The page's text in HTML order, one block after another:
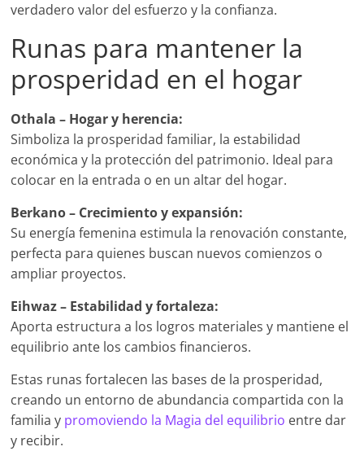
verdadero valor del esfuerzo y la confianza.
Runas para mantener la
prosperidad en el hogar
Othala – Hogar y herencia:
Simboliza la prosperidad familiar, la estabilidad
económica y la protección del patrimonio. Ideal para
colocar en la entrada o en un altar del hogar.
Berkano – Crecimiento y expansión:
Su energía femenina estimula la renovación constante,
perfecta para quienes buscan nuevos comienzos o
ampliar proyectos.
Eihwaz – Estabilidad y fortaleza:
Aporta estructura a los logros materiales y mantiene el
equilibrio ante los cambios financieros.
Estas runas fortalecen las bases de la prosperidad,
creando un entorno de abundancia compartida con la
familia y promoviendo la Magia del equilibrio entre dar
y recibir.